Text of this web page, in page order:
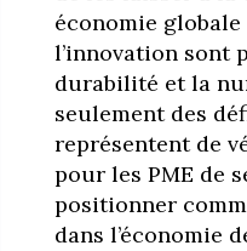
économie
l’innovation sont
durabilité et la
seulement des
représentent de
pour les PME de
positionner
dans l’économie